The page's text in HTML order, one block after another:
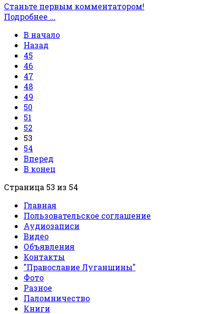
Станьте первым комментатором!
Подробнее ...
В начало
Назад
45
46
47
48
49
50
51
52
53
54
Вперед
В конец
Страница 53 из 54
Главная
Пользовательское соглашение
Аудиозаписи
Видео
Объявления
Контакты
"Православие Луганщины"
Фото
Разное
Паломничество
Книги